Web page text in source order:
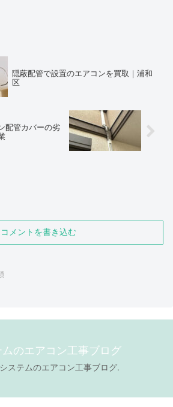
隠蔽配管で設置のエアコンを買取｜浦和
区
配管カバーの劣
コメントを書き込む
のエアコン工事ブログ
ステムのエアコン工事ブログ.